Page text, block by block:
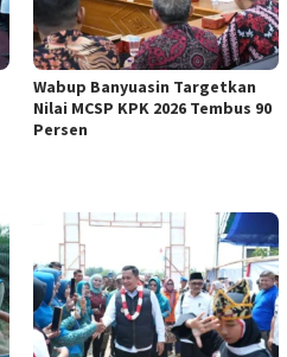
Wabup Banyuasin Targetkan
Nilai MCSP KPK 2026 Tembus 90
Persen